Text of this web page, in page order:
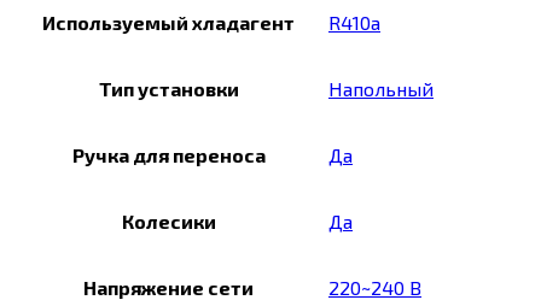
Используемый хладагент R410a
Тип установки Напольный
Ручка для переноса Да
Колесики Да
Напряжение сети 220~240 В